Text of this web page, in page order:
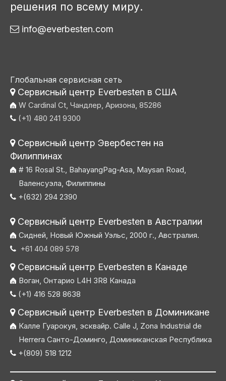
решения по всему миру.
 info@everbesten.com
Глобальная сервисная сеть
Сервисный центр Everbesten в США
W Cardinal Ct, Чандлер, Аризона, 85286
 (+1) 480 241 9300
Сервисный центр Эвербестен на
Филиппинах
# 16 Rosal St., BahayangPag-Asa, Maysan Road,
Валенсуэла, Филиппины
 +(632) 294 2390
Сервисный центр Everbesten в Австралии
Сидней, Новый Южный Уэльс, 2000 г., Австралия.
 +61 404 089 578
Сервисный центр Everbesten в Канаде
Воган, Онтарио L4H 3R8 Канада
 (+1) 416 528 8638
Сервисный центр Everbesten в Доминикане
Калле Гуарокуя, эсквайр. Calle J, Zona Industrial de
Herrera Санто-Доминго, Доминиканская Республика
 +(809) 518 1212